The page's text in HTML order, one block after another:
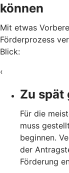
können
Mit etwas
Förderprozess
Blick:
‹
Zu spät
Für die
muss
beginnen.
der
Förderung